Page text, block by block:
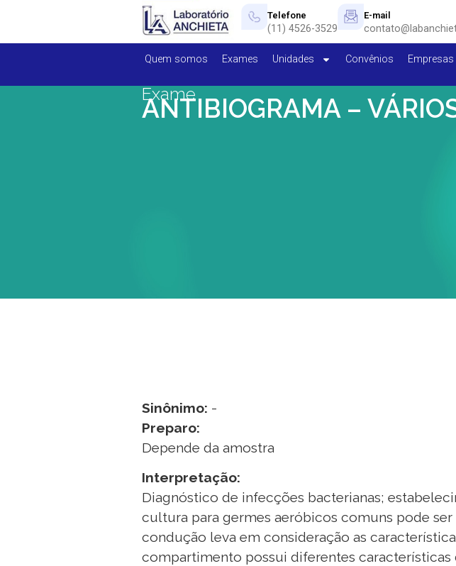
Telefone
(11) 4526-3529
E-mail
Quem somos Exames Unidades Convênios Empresas
Exame
ANTIBIOGRAMA –
Sinônimo: -
Preparo:
Depende da amostra
Interpretação:
Diagnóstico de infecções bacterianas;
cultura para germes aeróbicos comuns pode
condução leva em consideração as
compartimento possui diferentes